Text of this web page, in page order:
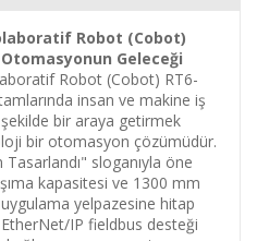
Robot (Cobot)
Geleceği
Robot (Cobot) RT6-
insan ve makine iş
bir araya getirmek
bir otomasyon çözümüdür.
sloganıyla öne
kapasitesi ve 1300 mm
yelpazesine hitap
IP fieldbus desteği